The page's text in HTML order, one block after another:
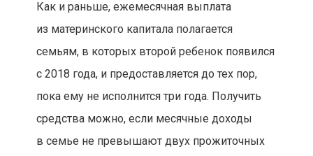
Как и раньше, ежемесячная выплата
из материнского капитала полагается
семьям, в которых второй ребенок появился
с 2018 года, и предоставляется до тех пор,
пока ему не исполнится три года. Получить
средства можно, если месячные доходы
в семье не превышают двух прожиточных